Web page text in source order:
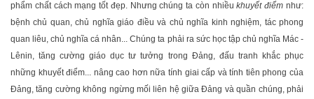
phẩm chất cách mạng tốt đẹp. Nhưng chúng ta còn nhiềukhuyết điểm như:
bệnh chủ quan, chủ nghĩa giáo điều và chủ nghĩa kinh nghiệm, tác phong
quan liêu, chủ nghĩa cá nhân... Chúng ta phải ra sức học tập chủ nghĩa Mác -
Lênin, tăng cường giáo dục tư tưởng trong Đảng, đấu tranh khắc phục
những khuyết điểm... nâng cao hơn nữa tính giai cấp và tính tiên phong của
Đảng, tăng cường không ngừng mối liên hệ giữa Đảng và quần chúng, phải